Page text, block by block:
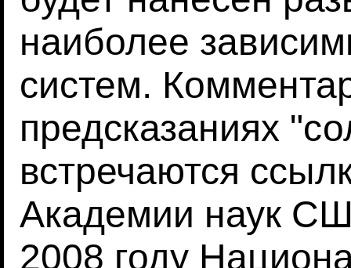
наиболее
систем.
предсказаниях
встречаются
Академии наук
2008 году